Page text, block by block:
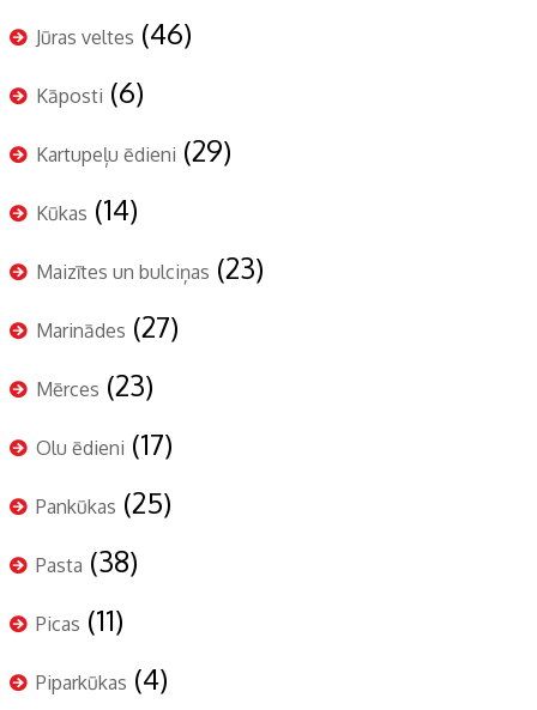
Jūras veltes (46)
Kāposti (6)
Kartupeļu ēdieni (29)
Kūkas (14)
Maizītes un bulciņas (23)
Marinādes (27)
Mērces (23)
Olu ēdieni (17)
Pankūkas (25)
Pasta (38)
Picas (11)
Piparkūkas (4)